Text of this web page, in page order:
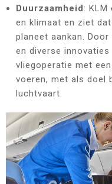
Duurzaamheid:
en klimaat en ziet
planeet aankan.
en diverse
vliegoperatie met
voeren, met als doel
luchtvaart.